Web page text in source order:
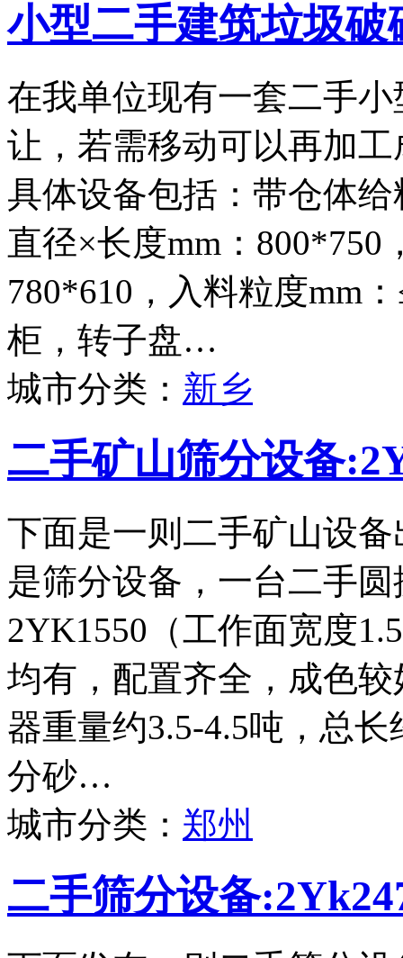
小型二手建筑垃圾破
在我单位现有一套二手
让，若需移动可以再加
具体设备包括：带仓体
直径×长度mm：
780*610，入料粒度mm
柜，转子盘…
城市分类： 新乡
二手矿山筛分设备
下面是一则二手矿山设
是筛分设备，一台二手
2YK1550（工作面宽度
均有，配置齐全，成色
器重量约3.5-4.5吨，总
分砂…
城市分类： 郑州
二手筛分设备